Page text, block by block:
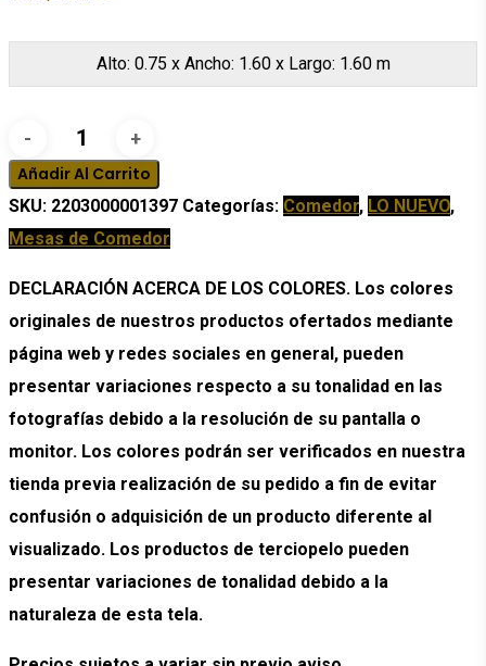
Alto: 0.75 x Ancho: 1.60 x Largo: 1.60 m
Mesa
de
Comedor
Cuadrada
cantidad
Añadir Al Carrito
SKU: 2203000001397 Categorías: Comedor, LO NUEVO,
Mesas de Comedor
DECLARACIÓN ACERCA DE LOS COLORES. Los colores
originales de nuestros productos ofertados mediante
página web y redes sociales en general, pueden
presentar variaciones respecto a su tonalidad en las
fotografías debido a la resolución de su pantalla o
monitor. Los colores podrán ser verificados en nuestra
tienda previa realización de su pedido a fin de evitar
confusión o adquisición de un producto diferente al
visualizado. Los productos de terciopelo pueden
presentar variaciones de tonalidad debido a la
naturaleza de esta tela.